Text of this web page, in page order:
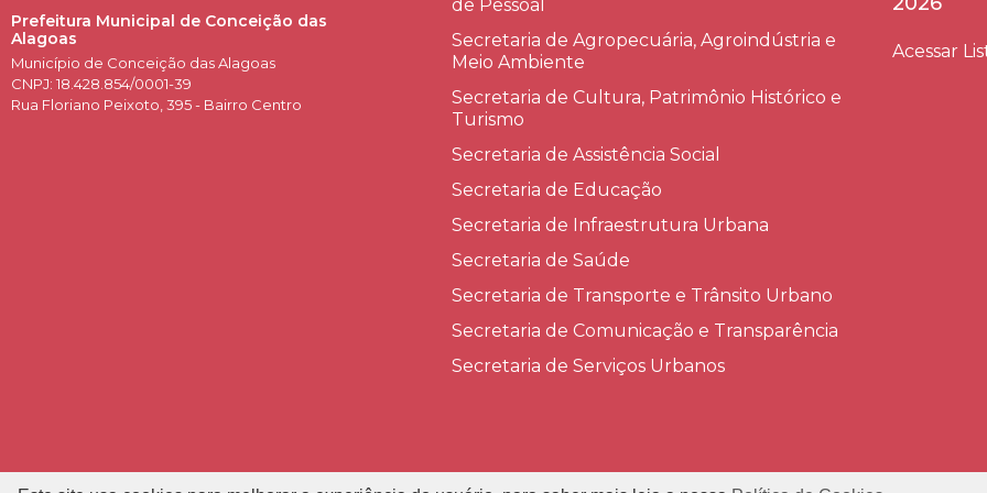
Prefeitura Municipal de Conceição das
Alagoas
Município de Conceição das Alagoas
CNPJ: 18.428.854/0001-39
Rua Floriano Peixoto, 395 - Bairro Centro
de Pessoal
Secretaria de Agropecuária, Agroindústria e
Meio Ambiente
Secretaria de Cultura, Patrimônio Histórico e
Turismo
Secretaria de Assistência Social
Secretaria de Educação
Secretaria de Infraestrutura Urbana
Secretaria de Saúde
Secretaria de Transporte e Trânsito Urbano
Secretaria de Comunicação e Transparência
Secretaria de Serviços Urbanos
Acessar